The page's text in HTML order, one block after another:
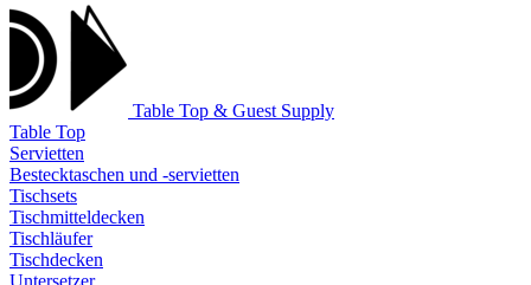
Table Top & Guest Supply
Table Top
Servietten
Bestecktaschen und -servietten
Tischsets
Tischmitteldecken
Tischläufer
Tischdecken